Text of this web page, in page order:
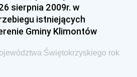
sierpnia 2009r. w
istniejących
Gminy Klimontów
Świętokrzyskiego rok